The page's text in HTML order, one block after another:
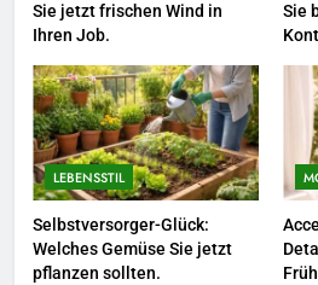
Diese
Garten im
schön
2
Polnischer
Socken –
und Design
3
Sie jetzt frischen Wind in
Ihren Job.
Sie
LEBENSSTIL
Selbstversorger-Glück:
Welches Gemüse Sie jetzt
pflanzen sollten.